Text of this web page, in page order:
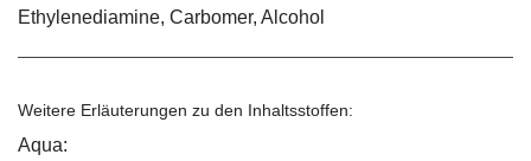
Ethylenediamine, Carbomer, Alcohol
Weitere Erläuterungen zu den Inhaltsstoffen:
Aqua: